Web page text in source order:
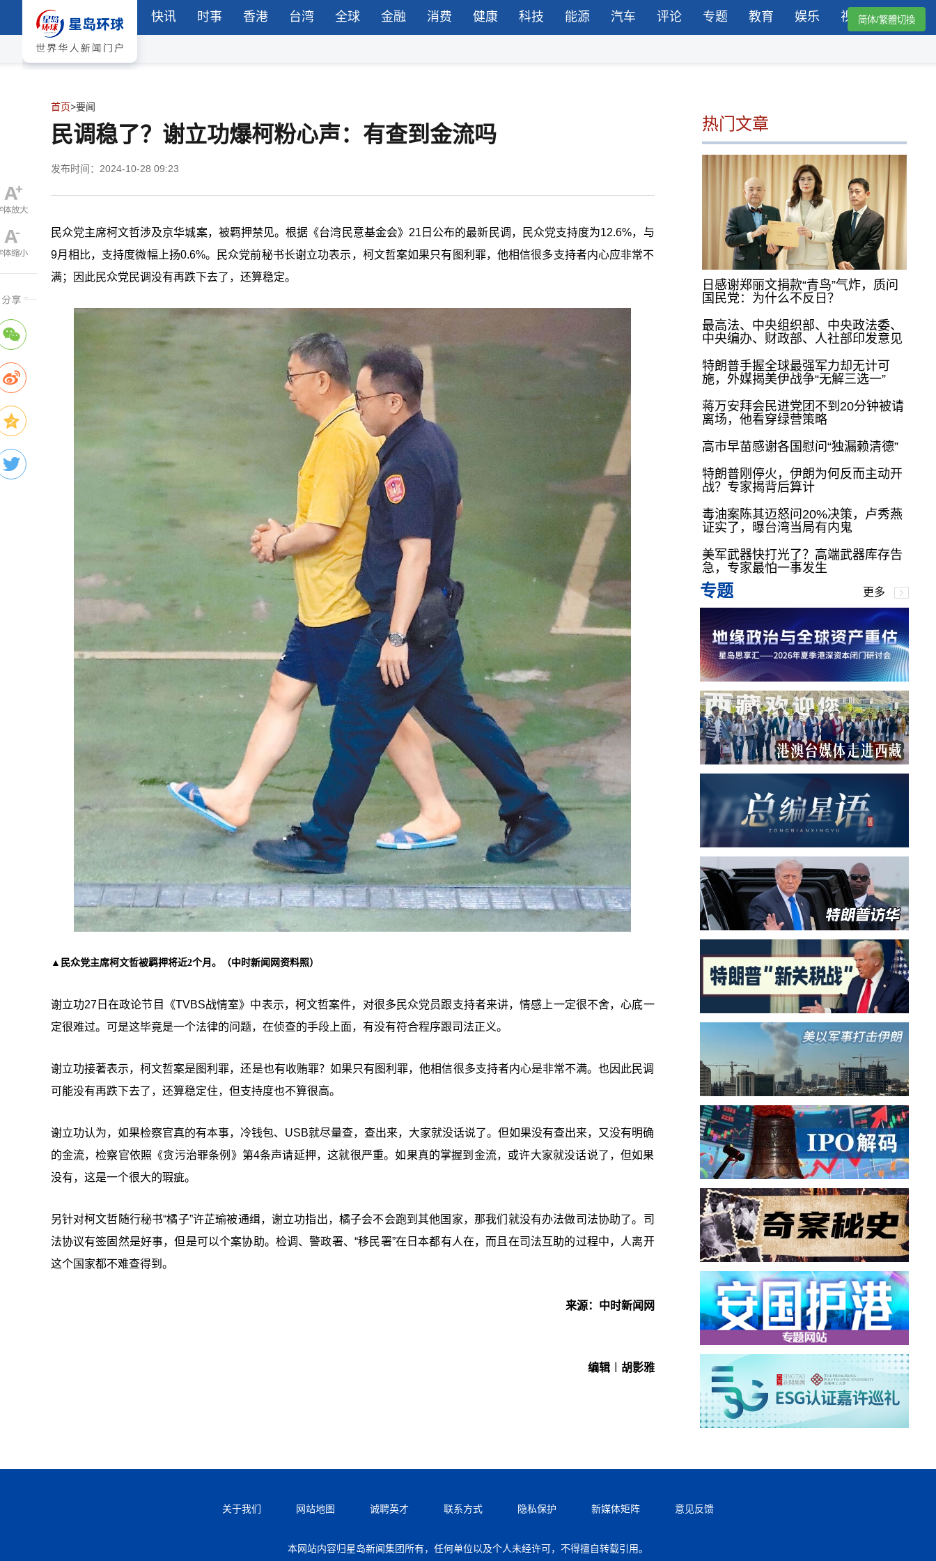
快讯 时事 香港 台湾 全球 金融 消费 健康 科技 能源 汽车 评论 专题 教育 娱乐 视频简体/繁體切換
首页>要闻
民调稳了？谢立功爆柯粉心声：有查到金流吗
发布时间：2024-10-28 09:23
民众党主席柯文哲涉及京华城案，被羁押禁见。根据《台湾民意基金会》21日公布的最新民调，民众党支持度为12.6%，与
9月相比，支持度微幅上扬0.6%。民众党前秘书长谢立功表示，柯文哲案如果只有图利罪，他相信很多支持者内心应非常不
满；因此民众党民调没有再跌下去了，还算稳定。
▲民众党主席柯文哲被羁押将近2个月。（中时新闻网资料照）
谢立功27日在政论节目《TVBS战情室》中表示，柯文哲案件，对很多民众党员跟支持者来讲，情感上一定很不舍，心底一
定很难过。可是这毕竟是一个法律的问题，在侦查的手段上面，有没有符合程序跟司法正义。
谢立功接著表示，柯文哲案是图利罪，还是也有收贿罪？如果只有图利罪，他相信很多支持者内心是非常不满。也因此民调
可能没有再跌下去了，还算稳定住，但支持度也不算很高。
谢立功认为，如果检察官真的有本事，冷钱包、USB就尽量查，查出来，大家就没话说了。但如果没有查出来，又没有明确
的金流，检察官依照《贪污治罪条例》第4条声请延押，这就很严重。如果真的掌握到金流，或许大家就没话说了，但如果
没有，这是一个很大的瑕疵。
另针对柯文哲随行秘书“橘子”许芷瑜被通缉，谢立功指出，橘子会不会跑到其他国家，那我们就没有办法做司法协助了。司
法协议有签固然是好事，但是可以个案协助。检调、警政署、“移民署”在日本都有人在，而且在司法互助的过程中，人离开
这个国家都不难查得到。
来源：中时新闻网
编辑︱胡影雅
热门文章
日感谢郑丽文捐款“青鸟”气炸，质问
国民党：为什么不反日？
最高法、中央组织部、中央政法委、
中央编办、财政部、人社部印发意见
特朗普手握全球最强军力却无计可
施，外媒揭美伊战争“无解三选一”
蒋万安拜会民进党团不到20分钟被请
离场，他看穿绿营策略
高市早苗感谢各国慰问“独漏赖清德”
特朗普刚停火，伊朗为何反而主动开
战？专家揭背后算计
毒油案陈其迈怒问20%决策，卢秀燕
证实了，曝台湾当局有内鬼
美军武器快打光了？高端武器库存告
急，专家最怕一事发生
专题 更多
关于我们 网站地图 诚聘英才 联系方式 隐私保护 新媒体矩阵 意见反馈
本网站内容归星岛新闻集团所有，任何单位以及个人未经许可，不得擅自转载引用。